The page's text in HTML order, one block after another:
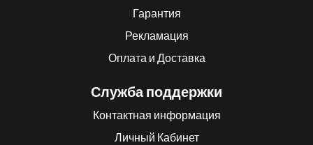
Гарантия
Рекламация
Оплата и Доставка
Служба поддержки
Контактная информация
Личный Кабинет